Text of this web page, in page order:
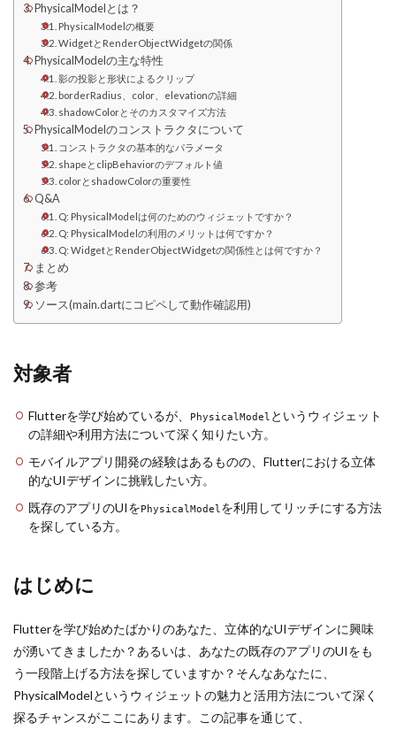
PhysicalModelとは？
PhysicalModelの概要
WidgetとRenderObjectWidgetの関係
PhysicalModelの主な特性
影の投影と形状によるクリップ
borderRadius、color、elevationの詳細
shadowColorとそのカスタマイズ方法
PhysicalModelのコンストラクタについて
コンストラクタの基本的なパラメータ
shapeとclipBehaviorのデフォルト値
colorとshadowColorの重要性
Q&A
Q: PhysicalModelは何のためのウィジェットですか？
Q: PhysicalModelの利用のメリットは何ですか？
Q: WidgetとRenderObjectWidgetの関係性とは何ですか？
まとめ
参考
ソース(main.dartにコピペして動作確認用)
対象者
Flutterを学び始めているが、 PhysicalModel というウィジェット
の詳細や利用方法について深く知りたい方。
モバイルアプリ開発の経験はあるものの、Flutterにおける立体
的なUIデザインに挑戦したい方。
既存のアプリのUIをPhysicalModelを利用してリッチにする方法
を探している方。
はじめに
Flutterを学び始めたばかりのあなた、立体的なUIデザインに興味
が湧いてきましたか？あるいは、あなたの既存のアプリのUIをも
う一段階上げる方法を探していますか？そんなあなたに、
PhysicalModelというウィジェットの魅力と活用方法について深く
探るチャンスがここにあります。この記事を通じて、